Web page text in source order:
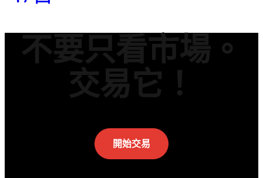
不要只看市場。
交易它！
開始交易